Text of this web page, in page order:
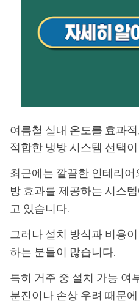
여름철 실내 온도를 효과
적합한 냉방 시스템 선택
최근에는 깔끔한 인테리어
방 효과를 제공하는 시스
고 있습니다.
그러나 설치 방식과 비용
하는 분들이 많습니다.
특히 거주 중 설치 가능 여
분진이나 손상 우려 때문